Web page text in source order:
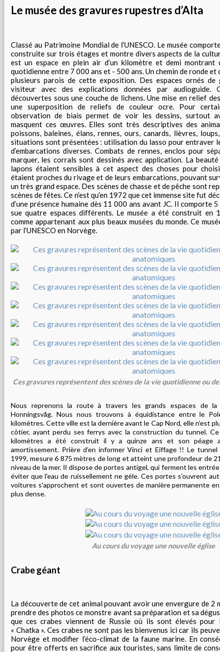
Le musée des gravures rupestres d’Alta
Classé au Patrimoine Mondial de l’UNESCO. Le musée
construite sur trois étages et montre divers aspects de la
est un espace en plein air d’un kilomètre et demi
quotidienne entre 7 000 ans et - 500 ans. Un chemin de ronde et
plusieurs parois de cette exposition. Des espaces ornés de
visiteur avec des explications données par audioguide.
découvertes sous une couche de lichens. Une mise en relief
une superposition de reliefs de couleur ocre. Pour
observation de biais permet de voir les dessins, surtout
masquent ces œuvres. Elles sont très descriptives des
poissons, baleines, élans, rennes, ours, canards, lièvres,
situations sont présentées : utilisation du lasso pour entraver
d’embarcations diverses. Combats de rennes, enclos pour
marquer, les corrals sont dessinés avec application. La
lapons étaient sensibles à cet aspect des choses pour
étaient proches du rivage et de leurs embarcations, pouvant
un très grand espace. Des scènes de chasse et de pêche sont
scènes de fêtes. Ce n’est qu’en 1972 que cet immense site fut
d’une présence humaine dès 11 000 ans avant JC. Il comporte
sue quatre espaces différents. Le musée a été construit en
comme appartenant aux plus beaux musées du monde. Ce
par l’UNESCO en Norvège.
Ces gravures représentent des scènes de la vie quotidienne ou
Nous reprenons la route à travers les grands espaces de la
Honningsvåg. Nous nous trouvons à équidistance entre le
kilomètres. Cette ville est la dernière avant le Cap Nord, elle n’est
côtier, ayant perdu ses ferrys avec la construction du tunnel.
kilomètres a été construit il y a quinze ans et son péage
amortissement. Prière d’en informer Vinci et Eiffage !! Le
1999, mesure 6 875 mètres de long et atteint une profondeur de
niveau de la mer. Il dispose de portes antigel, qui ferment les
éviter que l'eau de ruissellement ne gèle. Ces portes s'ouvrent
voitures s'approchent et sont ouvertes de manière permanente
plus dense.
Au cours du voyage une nouvelle église
Crabe géant
La découverte de cet animal pouvant avoir une envergure de 2
prendre des photos ce monstre avant sa préparation et sa
que ces crabes viennent de Russie où ils sont élevés pour
« Chatka ». Ces crabes ne sont pas les bienvenus ici car ils
Norvège et modifier l’éco-climat de la faune marine. En
pour être offerts en sacrifice aux touristes, sans limite de